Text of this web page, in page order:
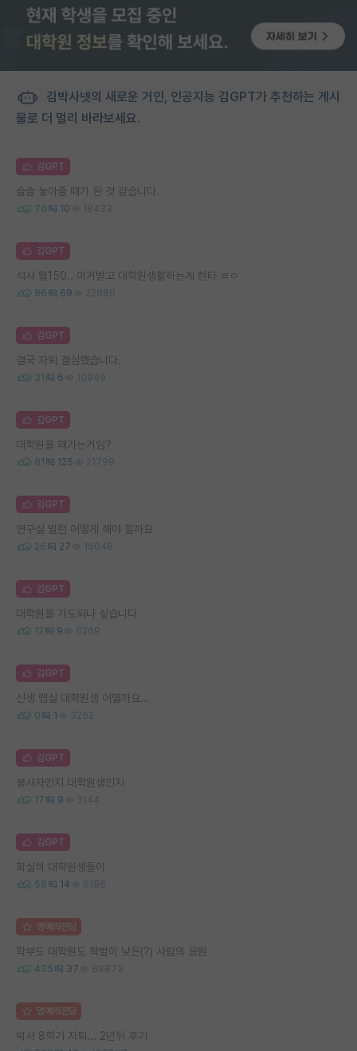
김박사넷의 새로운 거인, 인공지능 김GPT가 추천하는 게시
물로 더 멀리 바라보세요.
김GPT
슬슬 놓아줄 때가 된 것 같습니다.
76 10 18433
김GPT
석사 월150.. 이거받고 대학원생활하는게 현타 ㄹㅇ
86 69 22889
김GPT
결국 자퇴 결심했습니다.
31 6 10949
김GPT
대학원을 왜가는거임?
81 125 21799
김GPT
연구실 빌런 어떻게 해야 할까요
26 27 15048
김GPT
대학원을 가도되나 싶습니다
12 9 6269
김GPT
신생 랩실 대학원생 어떨까요...
0 1 3262
김GPT
봉사자인지 대학원생인지
17 9 3144
김GPT
확실히 대학원생들이
58 14 9196
명예의전당
학부도 대학원도 학벌이 낮은(?) 사람의 응원
435 37 88873
명예의전당
박사 8학기 자퇴... 2년뒤 후기